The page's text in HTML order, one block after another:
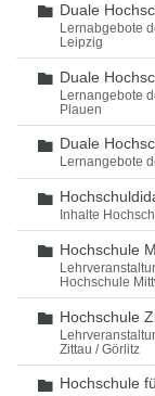
Ordner
Duale
Lernabgebote
Leipzig
Ordner
Duale
Lernangebote
Plauen
Ordner
Duale
Lernangebote
Ordner
Inhalte
Ordner
Hochschule
Hochschule
Ordner
Hochschule
Zittau / Görlitz
Ordner
Hochschule